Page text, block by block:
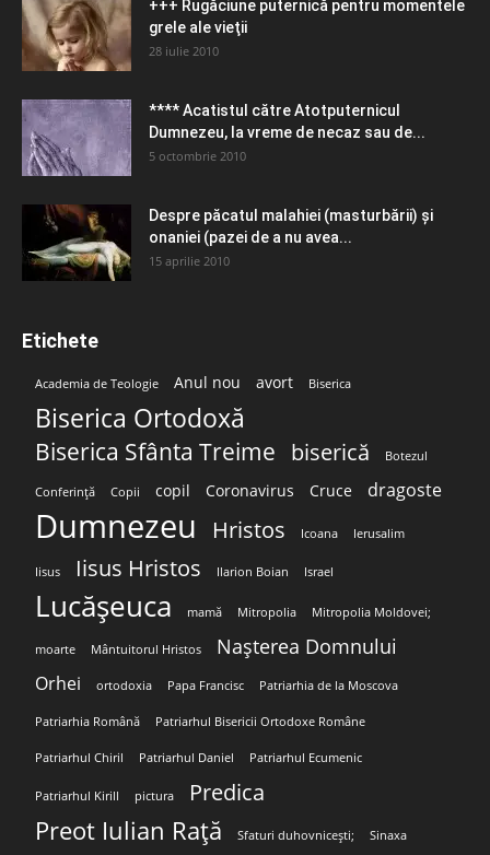
+++ Rugăciune puternică pentru momentele
grele ale vieţii
28 iulie 2010
**** Acatistul către Atotputernicul
Dumnezeu, la vreme de necaz sau de...
5 octombrie 2010
Despre păcatul malahiei (masturbării) şi
onaniei (pazei de a nu avea...
15 aprilie 2010
Etichete
Academia de Teologie Anul nou avort Biserica
Biserica Ortodoxă
Biserica Sfânta Treime biserică Botezul
Conferință Copii copil Coronavirus Cruce dragoste
Dumnezeu Hristos Icoana Ierusalim
Iisus Iisus Hristos Ilarion Boian Israel
Lucășeuca mamă Mitropolia Mitropolia Moldovei;
moarte Mântuitorul Hristos Nașterea Domnului
Orhei ortodoxia Papa Francisc Patriarhia de la Moscova
Patriarhia Română Patriarhul Bisericii Ortodoxe Române
Patriarhul Chiril Patriarhul Daniel Patriarhul Ecumenic
Patriarhul Kirill pictura Predica
Preot Iulian Rață Sfaturi duhovnicești; Sinaxa